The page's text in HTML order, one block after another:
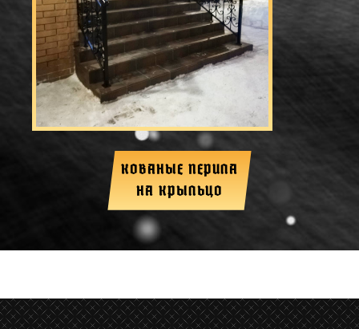
КОВАНЫЕ ПЕРИЛА
НА КРЫЛЬЦО